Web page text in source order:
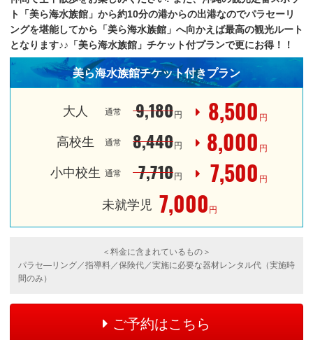
ト「美ら海水族館」から約10分の港からの出港なのでパラセーリ
ングを堪能してから「美ら海水族館」へ向かえば最高の観光ルート
となります♪♪「美ら海水族館」チケット付プランで更にお得！！
美ら海水族館チケット付きプラン
大人 通常 9,180 円 8,500 円
高校生 通常 8,440 円 8,000 円
小中校生 通常 7,710 円 7,500 円
未就学児 7,000 円
＜料金に含まれているもの＞
パラセ―リング／指導料／保険代／実施に必要な器材レンタル代（実施時
間のみ）
ご予約はこちら